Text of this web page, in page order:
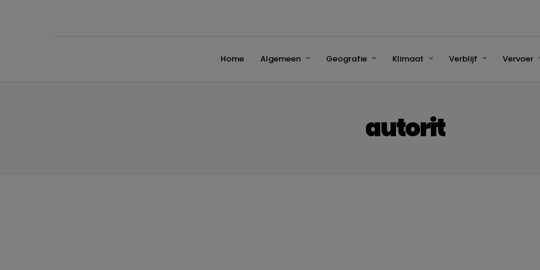
Home Algemeen Geografie Klimaat Verblijf Vervoer
autorit